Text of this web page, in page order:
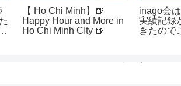
【 Ho Chi Minh】🍺
Happy Hour and More in
Ho Chi Minh CIty 🍺
inago会
実績記録
きたので